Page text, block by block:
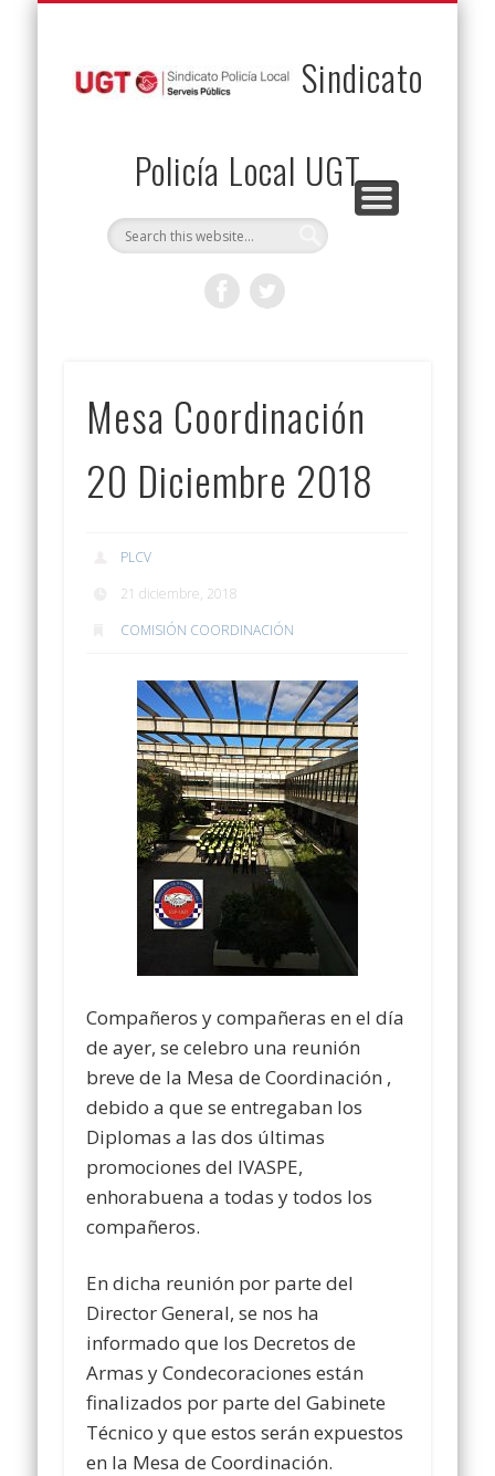
Sindicato
Policía Local UGT
Mesa Coordinación
20 Diciembre 2018
PLCV
21 diciembre, 2018
COMISIÓN COORDINACIÓN
Compañeros y compañeras en el día
de ayer, se celebro una reunión
breve de la Mesa de Coordinación ,
debido a que se entregaban los
Diplomas a las dos últimas
promociones del IVASPE,
enhorabuena a todas y todos los
compañeros.
En dicha reunión por parte del
Director General, se nos ha
informado que los Decretos de
Armas y Condecoraciones están
finalizados por parte del Gabinete
Técnico y que estos serán expuestos
en la Mesa de Coordinación.